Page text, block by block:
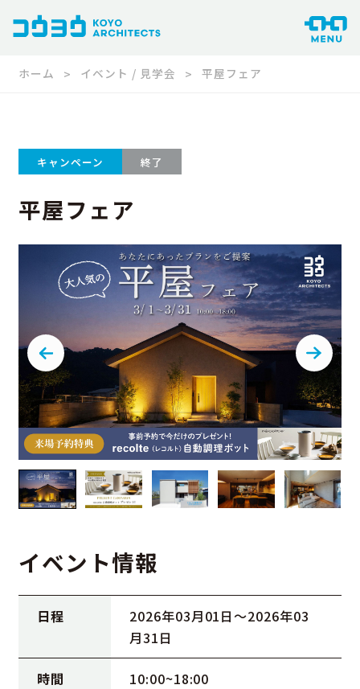
ホーム イベント / 見学会 平屋フェア
キャンペーン 終了
平屋フェア
イベント情報
日程
2026年03月01日〜2026年03
月31日
時間 10:00~18:00